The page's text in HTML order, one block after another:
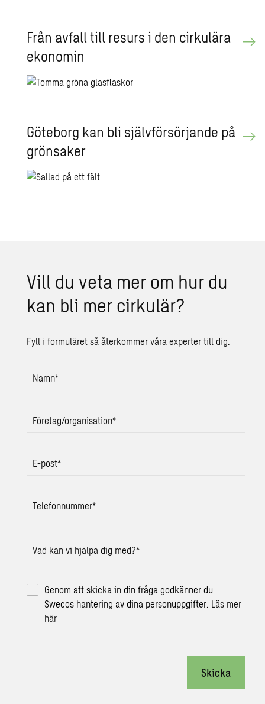
Från av­fall till re­surs i den cir­ku­lä­ra
eko­no­min
Gö­te­borg kan bli själv­för­sör­jan­de på
grön­sa­ker
Vill du veta mer om hur du
kan bli mer cir­ku­lär?
Fyll i formuläret så återkommer våra experter till dig.
Namn*
Företag/organisation*
E-post*
Telefonnummer*
Vad kan vi hjälpa dig med?*
Genom att skicka in din fråga godkänner du
Swecos hantering av dina personuppgifter. Läs mer
här
Skicka